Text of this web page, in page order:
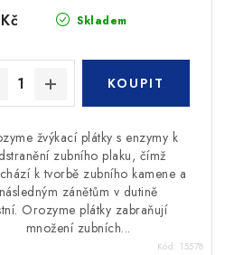
Skladem
žvýkací plátky s enzymy k
zubního plaku, čímž
k tvorbě zubního kamene a
následným zánětům v dutině
Orozyme plátky zabraňují
množení zubních...
Kód: 15578